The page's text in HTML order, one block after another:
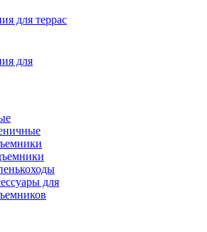
для террас
для
для